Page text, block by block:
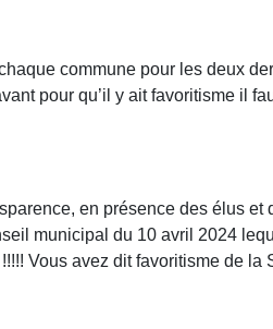
commune pour les deux
pour qu’il y ait favoritisme il
en présence des élus et
municipal du 10 avril 2024
Vous avez dit favoritisme de la